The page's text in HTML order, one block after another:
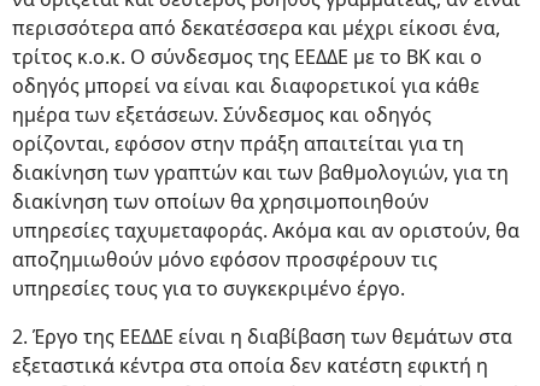
περισσότερα από δεκατέσσερα και μέχρι είκοσι ένα,
τρίτος κ.ο.κ. Ο σύνδεσμος της ΕΕΔΔΕ με το ΒΚ και ο
οδηγός μπορεί να είναι και διαφορετικοί για κάθε
ημέρα των εξετάσεων. Σύνδεσμος και οδηγός
ορίζονται, εφόσον στην πράξη απαιτείται για τη
διακίνηση των γραπτών και των βαθμολογιών, για τη
διακίνηση των οποίων θα χρησιμοποιηθούν
υπηρεσίες ταχυμεταφοράς. Ακόμα και αν οριστούν, θα
αποζημιωθούν μόνο εφόσον προσφέρουν τις
υπηρεσίες τους για το συγκεκριμένο έργο.
2. Έργο της ΕΕΔΔΕ είναι η διαβίβαση των θεμάτων στα
εξεταστικά κέντρα στα οποία δεν κατέστη εφικτή η